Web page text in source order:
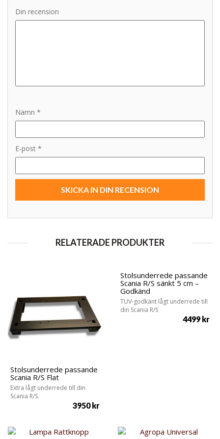
Din recension
Namn *
E-post *
RELATERADE PRODUKTER
Stolsunderrede passande
Scania R/S Flat
Extra lågt underrede till din
Scania R/S.
3950kr
Stolsunderrede passande
Scania R/S sänkt 5 cm –
Godkänd
TÜV-godkänt lågt underrede till
din Scania R/S
4499 kr